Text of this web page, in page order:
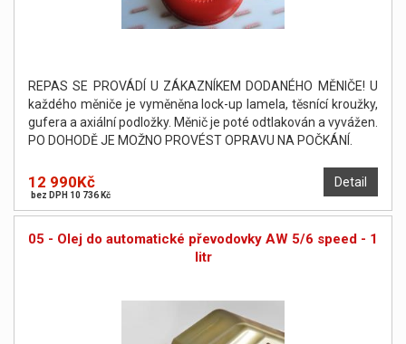
REPAS SE PROVÁDÍ U ZÁKAZNÍKEM DODANÉHO MĚNIČE! U
každého měniče je vyměněna lock-up lamela, těsnící kroužky,
gufera a axiální podložky. Měnič je poté odtlakován a vyvážen.
PO DOHODĚ JE MOŽNO PROVÉST OPRAVU NA POČKÁNÍ.
Detail
12 990Kč
bez DPH 10 736 Kč
05 - Olej do automatické převodovky AW 5/6 speed - 1
litr